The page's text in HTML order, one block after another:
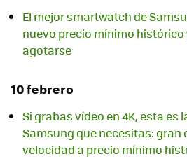
El mejor smartwatch de
nuevo precio mínimo histórico
agotarse
10 febrero
Si grabas vídeo en 4K, esta es
Samsung que necesitas: gran
velocidad a precio mínimo